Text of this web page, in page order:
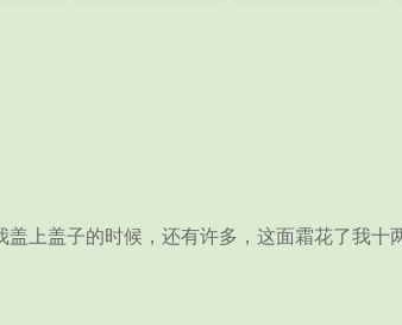
盖子的时候，还有许多，这面霜花了我十